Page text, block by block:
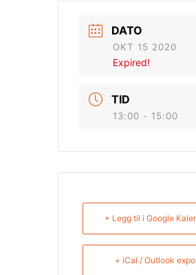
DATO
OKT 15 2020
Expired!
TID
13:00 - 15:00
+ Legg til i Google
+ iCal / Outlook